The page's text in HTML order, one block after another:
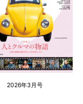
2026年3月号